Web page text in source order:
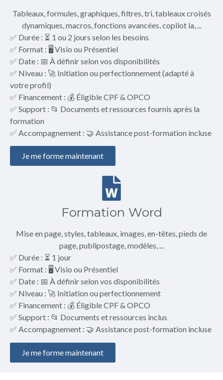
Tableaux, formules, graphiques, filtres, tri, tableaux croisés
dynamiques, macros, fonctions avancées, copilot ia, ...
✅ Durée : ⏳ 1 ou 2 jours selon les besoins
✅ Format : 🖥️ Visio ou Présentiel
✅ Date : 📅 À définir selon vos disponibilités
✅ Niveau : 🚀 Initiation ou perfectionnement (adapté à
votre profil)
✅ Financement : 💰 Éligible CPF & OPCO
✅ Support : 📂 Documents et ressources fournis après la
formation
✅ Accompagnement : 🤝 Assistance post-formation incluse
Je me forme maintenant
Formation Word
Mise en page, styles, tableaux, images, en-têtes, pieds de
page, publipostage, modèles, ...
✅ Durée : ⏳ 1 jour
✅ Format : 🖥️ Visio ou Présentiel
✅ Date : 📅 À définir selon vos disponibilités
✅ Niveau : 🚀 Initiation ou perfectionnement
✅ Financement : 💰 Éligible CPF & OPCO
✅ Support : 📂 Documents et ressources inclus
✅ Accompagnement : 🤝 Assistance post-formation incluse
Je me forme maintenant